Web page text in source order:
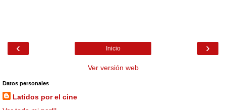
‹ ›
Inicio
Ver versión web
Datos personales
Latidos por el cine